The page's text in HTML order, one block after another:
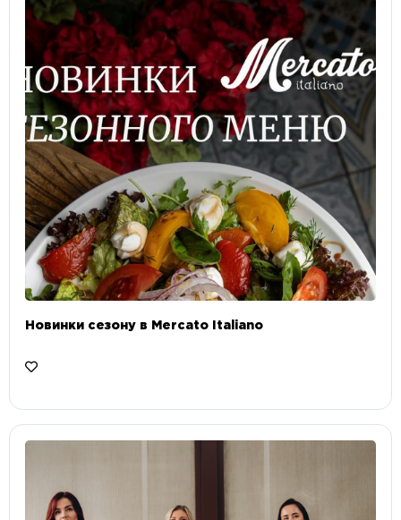
Новинки сезону в Mercato Italiano